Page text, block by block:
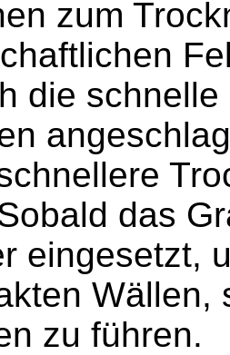
zum
die
das
eingesetzt,
Wällen,
zu führen.